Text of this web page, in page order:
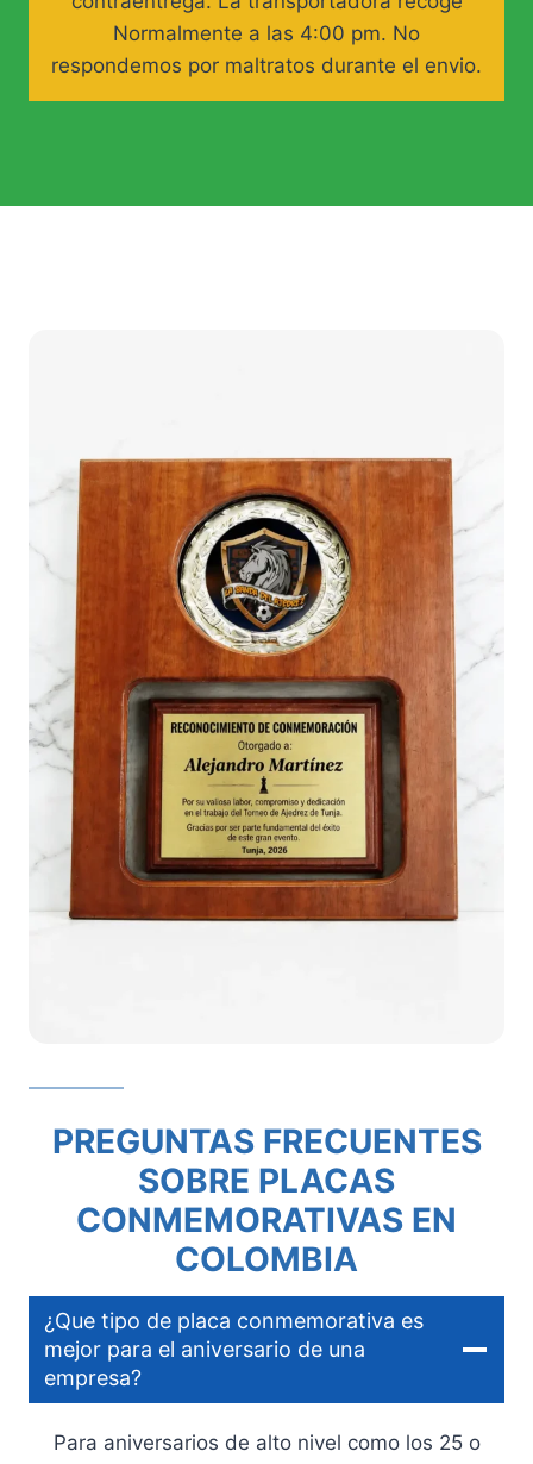
Normalmente a las 4:00 pm. No
respondemos por maltratos durante el envio.
PREGUNTAS FRECUENTES
SOBRE PLACAS
CONMEMORATIVAS EN
COLOMBIA
¿Que tipo de placa conmemorativa es
mejor para el aniversario de una
empresa?
Para aniversarios de alto nivel como los 25 o